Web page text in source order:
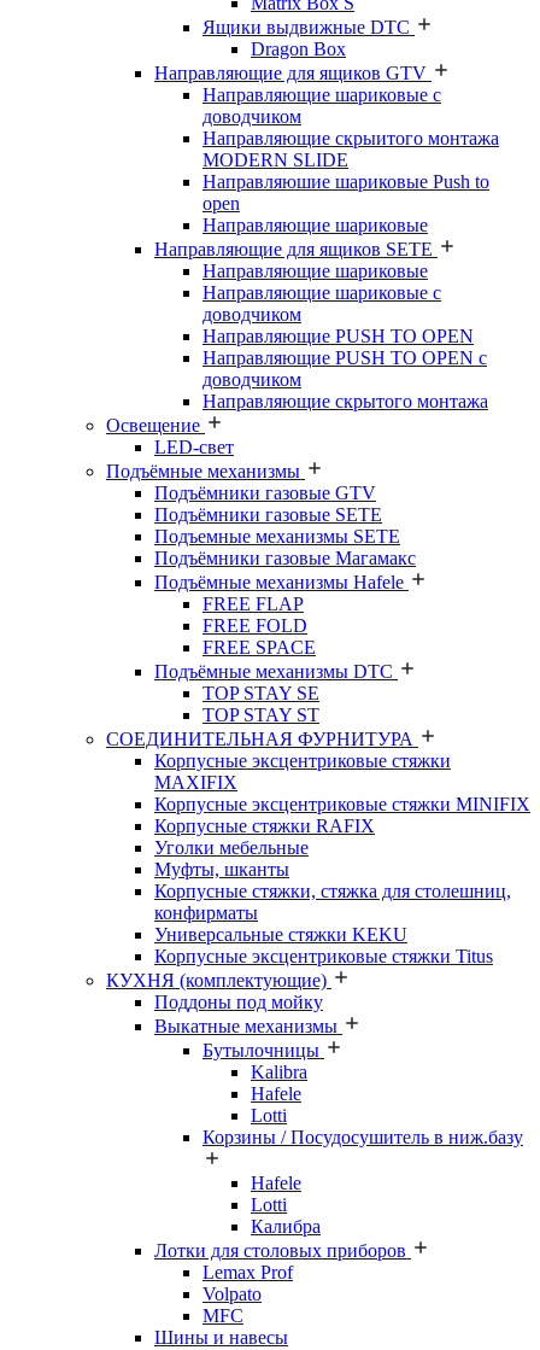
Ящики выдвижные DTC
Dragon Box
Направляющие для ящиков GTV
Направляющие шариковые с
доводчиком
Направляющие скрыитого монтажа
MODERN SLIDE
Направляюшие шариковые Push to
open
Направляющие шариковые
Направляющие для ящиков SETE
Направляющие шариковые
Направляющие шариковые с
доводчиком
Направляющие PUSH TO OPEN
Направляющие PUSH TO OPEN с
доводчиком
Направляющие скрытого монтажа
Освещение
LED-свет
Подъёмные механизмы
Подъёмники газовые GTV
Подъёмники газовые SETE
Подъемные механизмы SETE
Подъёмники газовые Магамакс
Подъёмные механизмы Hafele
FREE FLAP
FREE FOLD
FREE SPACE
Подъёмные механизмы DTC
TOP STAY SE
TOP STAY ST
СОЕДИНИТЕЛЬНАЯ ФУРНИТУРА
Корпусные эксцентриковые стяжки
MAXIFIX
Корпусные эксцентриковые стяжки MINIFIX
Корпусные стяжки RAFIX
Уголки мебельные
Муфты, шканты
Корпусные стяжки, стяжка для столешниц,
конфирматы
Универсальные стяжки KEKU
Корпусные эксцентриковые стяжки Titus
КУХНЯ (комплектующие)
Поддоны под мойку
Выкатные механизмы
Бутылочницы
Kalibra
Hafele
Lotti
Корзины / Посудосушитель в ниж.базу
Hafele
Lotti
Калибра
Лотки для столовых приборов
Lemax Prof
Volpato
MFC
Шины и навесы